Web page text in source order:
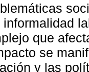
que
se
y las